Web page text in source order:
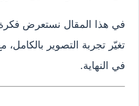
في هذا المقال نستعرض
تغيّر تجربة التصوير بالكامل،
في النهاية.